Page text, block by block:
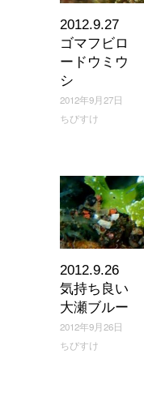
2012.9.27
ゴマフビロ
ードウミウ
シ
2012年9月27日
ちびすけ
2012.9.26
気持ち良い
大瀬ブルー
2012年9月26日
ちびすけ